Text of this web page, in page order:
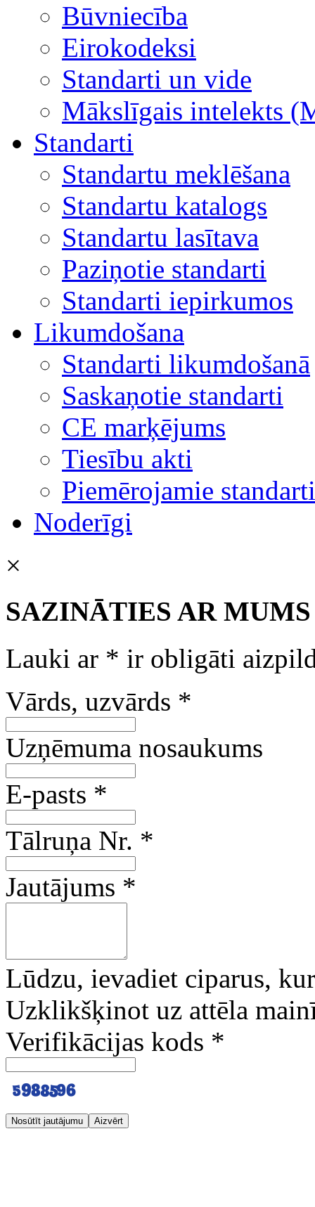
Būvniecība
Eirokodeksi
Standarti un vide
Mākslīgais intelekts
Standarti
Standartu meklēšana
Standartu katalogs
Standartu lasītava
Paziņotie standarti
Standarti iepirkumos
Likumdošana
Standarti likumdošanā
Saskaņotie standarti
CE marķējums
Tiesību akti
Piemērojamie standarti
Noderīgi
×
SAZINĀTIES AR MUMS
Lauki ar * ir obligāti
Vārds, uzvārds *
Uzņēmuma nosaukums
E-pasts *
Tālruņa Nr. *
Jautājums *
Lūdzu, ievadiet ciparus,
Uzklikšķinot uz attēla
Verifikācijas kods *
Nosūtīt jautājumu Aizvērt